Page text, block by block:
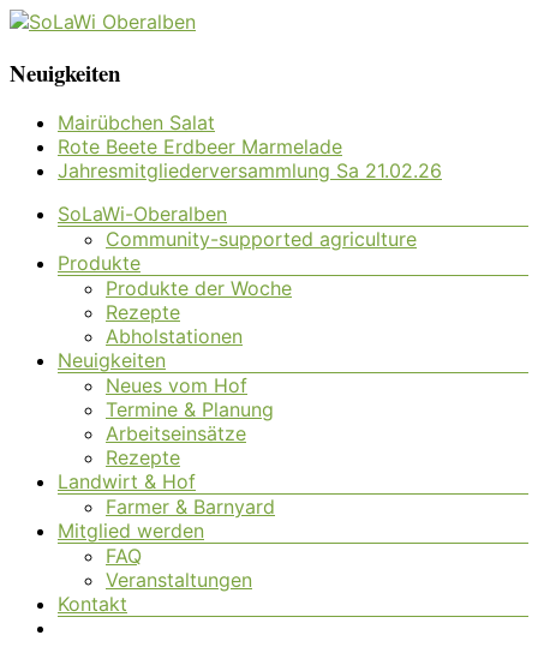
Zum
springen
SoLaWi
Solidarische
Landwirtschaft
Oberalben
Neuigkeiten
Mairübchen Salat
Rote Beete Erdbeer Marmelade
Jahresmitgliederversammlung Sa 21.02.26
Menü SoLaWi-Oberalben
Community-supported agriculture
Produkte
Produkte der Woche
Rezepte
Abholstationen
Neuigkeiten
Neues vom Hof
Termine & Planung
Arbeitseinsätze
Rezepte
Landwirt & Hof
Farmer & Barnyard
Mitglied werden
FAQ
Veranstaltungen
Kontakt